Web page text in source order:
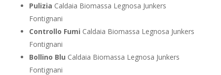
Pulizia Caldaia Biomassa Legnosa Junkers
Fontignani
Controllo Fumi Caldaia Biomassa Legnosa Junkers
Fontignani
Bollino Blu Caldaia Biomassa Legnosa Junkers
Fontignani